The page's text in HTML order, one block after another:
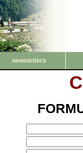
newsletters